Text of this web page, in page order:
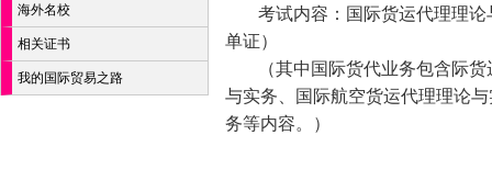
海外名校
相关证书
我的国际贸易之路
考试内容：国际货运代理理
单证）
（其中国际货代业务包含际
与实务、国际航空货运代理理论
务等内容。）